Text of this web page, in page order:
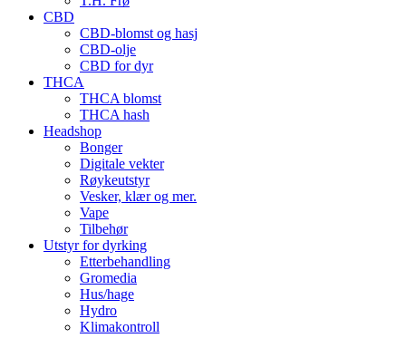
CBD
CBD-blomst og hasj
CBD-olje
CBD for dyr
THCA
THCA blomst
THCA hash
Headshop
Bonger
Digitale vekter
Røykeutstyr
Vesker, klær og mer.
Vape
Tilbehør
Utstyr for dyrking
Etterbehandling
Gromedia
Hus/hage
Hydro
Klimakontroll